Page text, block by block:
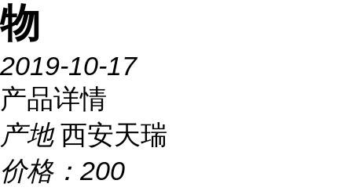
物
2019-10-17
产品详情
产地 西安天瑞
价格： 200